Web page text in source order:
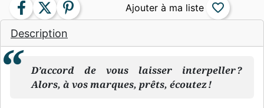
Description
D’accord de vous laisser interpeller ?
Alors, à vos marques, prêts, écoutez !
facebook twitter pinterest favorite_border